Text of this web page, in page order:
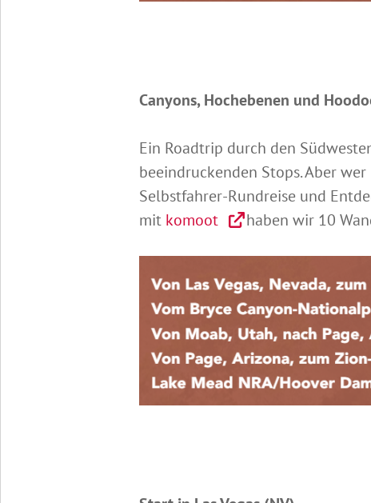
Canyons, Hochebenen und
Ein Roadtrip durch den
beeindruckenden Stops. Aber
Selbstfahrer-Rundreise und
mit komoot haben wir 10